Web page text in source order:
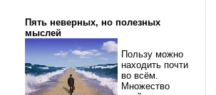
Пять неверных, но полезных
мыслей
Пользу можно
находить почти
во всём.
Множество